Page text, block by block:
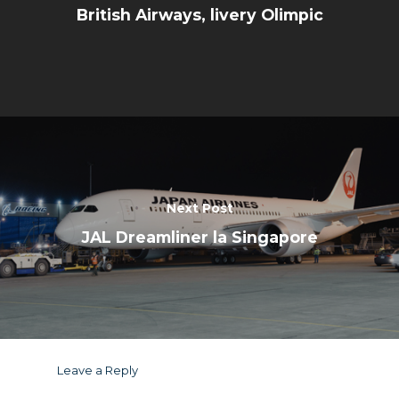
British Airways, livery Olimpic
Next Post
JAL Dreamliner la Singapore
Leave a Reply